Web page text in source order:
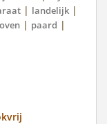
| landelijk |
oven | paard |